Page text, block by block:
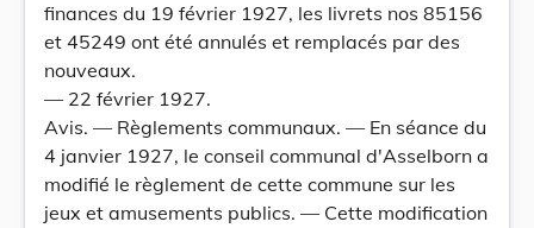
finances du 19 février 1927, les livrets nos 85156
et 45249 ont été annulés et remplacés par des
nouveaux.
— 22 février 1927.
Avis. — Règlements communaux. — En séance du
4 janvier 1927, le conseil communal d'Asselborn a
modifié le règlement de cette commune sur les
jeux et amusements publics. — Cette modification